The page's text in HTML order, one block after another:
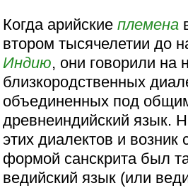
Когда арийскиеплемена
втором тысячелетии до
Индию, они говорили на
близкородственных
объединенных под
древнеиндийский язык.
этих диалектов и возник
формой санскрита был
ведийский язык (или